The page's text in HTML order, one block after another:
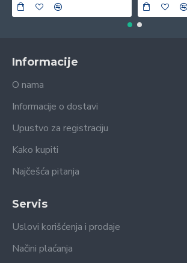
Informacije
O nama
Informacije o dostavi
Upustvo za registraciju
Kako kupiti
Najčešća pitanja
Servis
Uslovi korišćenja i prodaje
Načini plaćanja